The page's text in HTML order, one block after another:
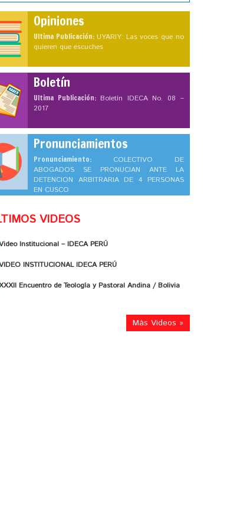
Opiniones
Ultima Publicación: UYARIY: Las voces que no
quieren que escuches
Boletín
Ultima Publicación: Boletín IDECA No. 08 –
2017
Pronunciamientos
Pronunciamiento: COLECTIVO DE
ABOGADOS SE PRONUCIAN ANTE LA
DETENCION ARBITRARIA DE 4 PERSONAS
EN CUSCO
VIDEOS
Institucional – IDECA PERÚ
INSTITUCIONAL IDECA PERÚ
Encuentro de Teología y Pastoral Andina / Bolivia
Más Videos »